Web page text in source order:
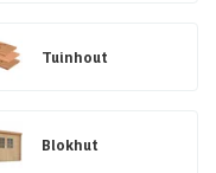
Tuinhout
Blokhut